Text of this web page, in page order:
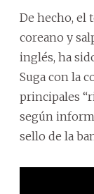
De hecho, el
coreano y
inglés, ha
Suga con la
principales
según
sello de la